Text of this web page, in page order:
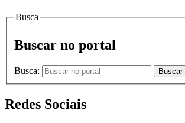
Busca
Buscar no portal
Busca: Buscar
Redes Sociais